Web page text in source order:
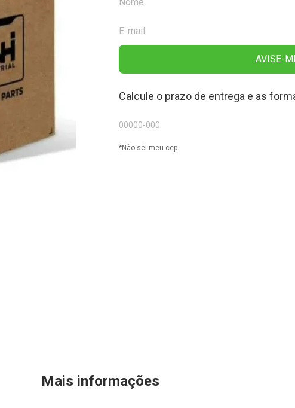
AVISE-
Calcule o prazo de entrega e as
*Não sei meu cep
Mais informações